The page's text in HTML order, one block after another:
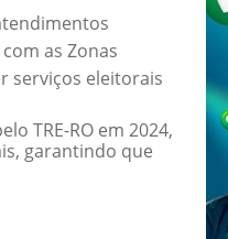
as Zonas
serviços eleitorais
TRE-RO em 2024,
garantindo que